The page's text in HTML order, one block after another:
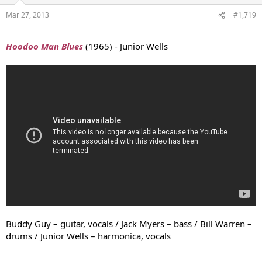
Mar 27, 2013 #1,719
Hoodoo Man Blues (1965) - Junior Wells
Buddy Guy – guitar, vocals / Jack Myers – bass / Bill Warren –
drums / Junior Wells – harmonica, vocals